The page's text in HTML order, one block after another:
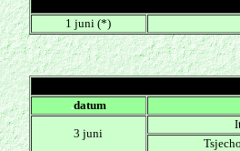
1 juni (*)
.datum
3 juni